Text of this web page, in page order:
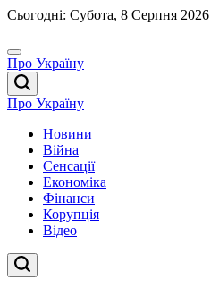
Перейти
вмісту
Сьогодні: Субота, 8 Серпня 2026
Про Україну
Про Україну
Новини
Війна
Сенсації
Економіка
Фінанси
Корупція
Відео